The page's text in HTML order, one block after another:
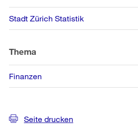
Stadt Zürich Statistik
Thema
Finanzen
Seite drucken